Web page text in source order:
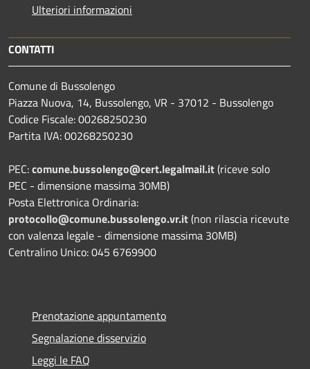
Ulteriori informazioni
CONTATTI
Comune di Bussolengo
Piazza Nuova, 14, Bussolengo, VR - 37012 - Bussolengo
Codice Fiscale: 00268250230
Partita IVA: 00268250230
PEC:comune.bussolengo@cert.legalmail.it(riceve solo
PEC - dimensione massima 30MB)
Posta Elettronica Ordinaria:
protocollo@comune.bussolengo.vr.it(non rilascia ricevute
con valenza legale - dimensione massima 30MB)
Centralino Unico: 045 6769900
Prenotazione appuntamento
Segnalazione disservizio
Leggi le FAQ